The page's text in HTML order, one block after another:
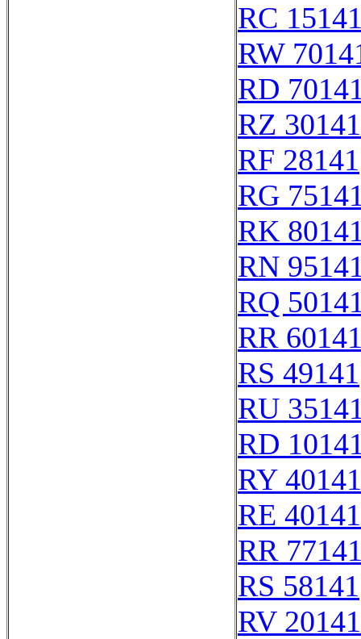
RC
RW
RD
RZ 30141
RF 28141
RG
RK
RN
RQ
RR
RS 49141
RU
RD
RY 40141
RE 40141
RR
RS 58141
RV 20141